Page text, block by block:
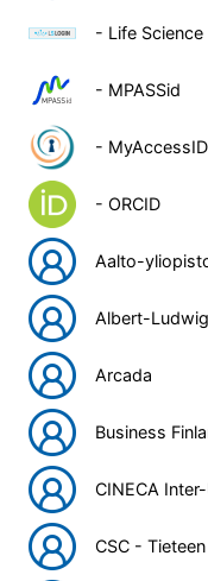
- Life Science
- MPASSid
- MyAccessID
- ORCID
Aalto-
Albert-
Arcada
Business
CINECA
CSC -